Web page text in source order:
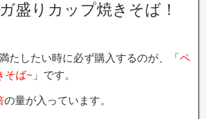
盛りカップ焼きそば！
たしたい時に必ず購入するのが、「ペ
そば~ 」です。
の量が入っています。